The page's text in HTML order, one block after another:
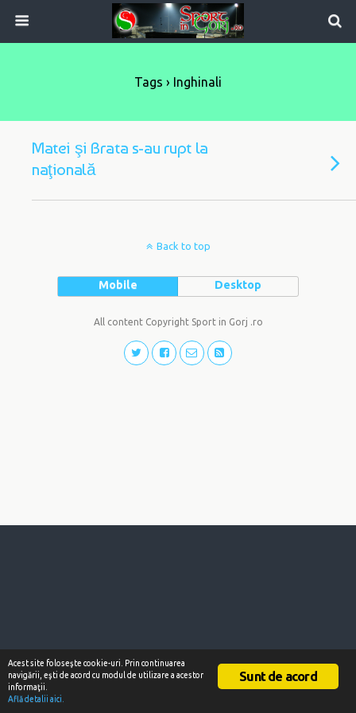
Tags › Inghinali
Matei şi Brata s-au rupt la
naţională
Back to top
Mobile Desktop
All content Copyright Sport in Gorj .ro
Sunt de acord
Acest site foloseşte cookie-uri. Prin continuarea
navigării, eşti de acord cu modul de utilizare a acestor
informaţii.
Află detalii aici.